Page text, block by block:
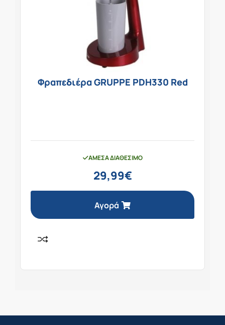
Φραπεδιέρα GRUPPE PDH330 Red
ΆΜΕΣΑ ΔΙΑΘΈΣΙΜΟ
29,99€
Αγορά